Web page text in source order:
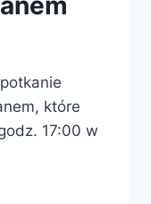
które
17:00 w